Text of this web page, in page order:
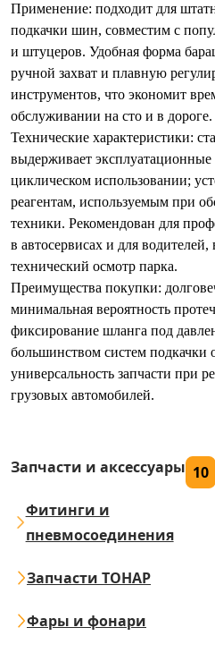
Применение: подходит для
подкачки шин, совместим с
и штуцеров. Удобная форма
ручной захват и плавную
инструментов, что экономит
обслуживании на сто и в дороге.
Технические характеристики:
выдерживает эксплуатационные
циклическом использовании;
реагентам, используемым при
техники. Рекомендован для
в автосервисах и для
технический осмотр парка.
Преимущества покупки:
минимальная вероятность
фиксирование шланга под
большинством систем подкачки
универсальность запчасти при
грузовых автомобилей.
Запчасти и аксессуары 10
Фитинги и
пневмосоединения
Запчасти ТОНАР
Фары и фонари